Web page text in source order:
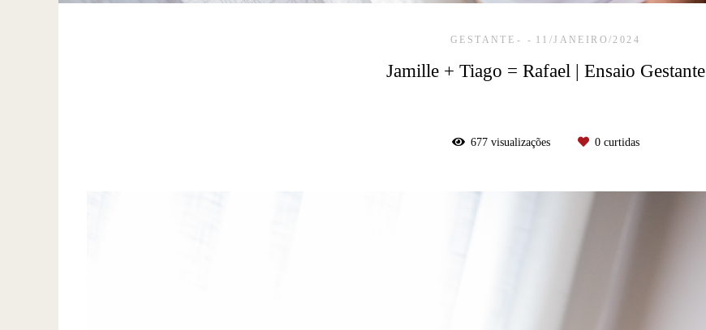
GESTANTE 11/JANEIRO/2024
Jamille + Tiago = Rafael | Ensaio Gestante
677visualizações 0curtidas